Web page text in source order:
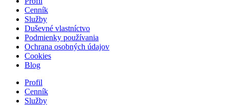
Cenník
Služby
Duševné vlastníctvo
Podmienky používania
Ochrana osobných údajov
Cookies
Blog
Profil
Cenník
Služby